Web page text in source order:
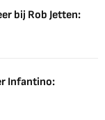
bij Rob Jetten:
Infantino: